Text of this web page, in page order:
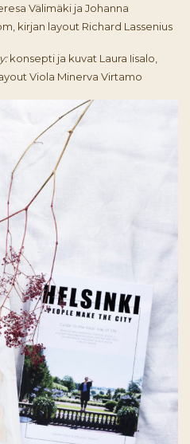
Välimäki ja Johanna
kirjan layout Richard Lassenius
konsepti ja kuvat Laura Iisalo,
Viola Minerva Virtamo